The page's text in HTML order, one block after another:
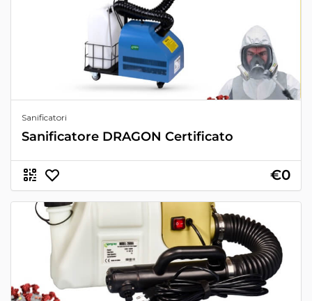
Sanificatori
Sanificatore DRAGON Certificato
€0